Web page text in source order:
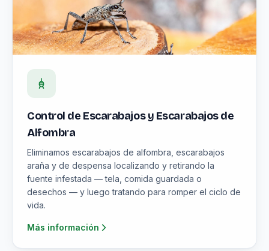
Control de Escarabajos y Escarabajos de
Alfombra
Eliminamos escarabajos de alfombra, escarabajos
araña y de despensa localizando y retirando la
fuente infestada — tela, comida guardada o
desechos — y luego tratando para romper el ciclo de
vida.
Más información